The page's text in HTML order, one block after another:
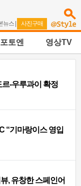
뉴스 | 사진구매
포토엔 영상TV
-우루과이 확정
“기마랑이스 영입
, 유창한 스페인어